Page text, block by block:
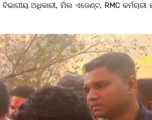
ଅଧିକାରୀ, ମିଲ ଏଜେଣ୍ଟ, RMC କର୍ମଚାରୀ